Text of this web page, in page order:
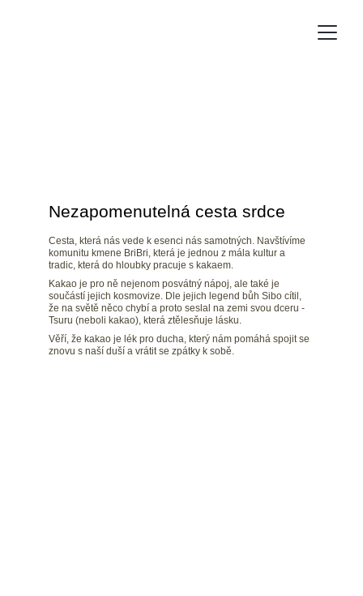
Nezapomenutelná cesta srdce
Cesta, která nás vede k esenci nás samotných. Navštívíme
komunitu kmene BriBri, která je jednou z mála kultur a
tradic, která do hloubky pracuje s kakaem.
Kakao je pro ně nejenom posvátný nápoj, ale také je
součástí jejich kosmovize. Dle jejich legend bůh Sibo cítil,
že na světě něco chybí a proto seslal na zemi svou dceru -
Tsuru (neboli kakao), která ztělesňuje lásku.
Věří, že kakao je lék pro ducha, který nám pomáhá spojit se
znovu s naší duší a vrátit se zpátky k sobě.